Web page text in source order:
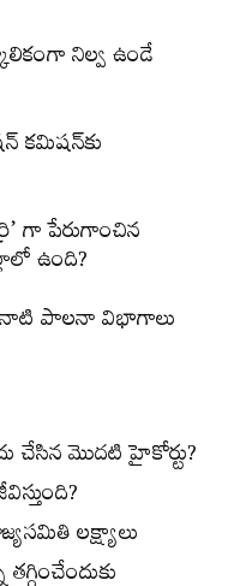
నిల్వ ఉండే
కమిషన్‌కు
గా పేరుగాంచిన
ఉంది?
– నాటి పాలనా విభాగాలు
చేసిన మొదటి హైకోర్టు?
లక్ష్యాలు